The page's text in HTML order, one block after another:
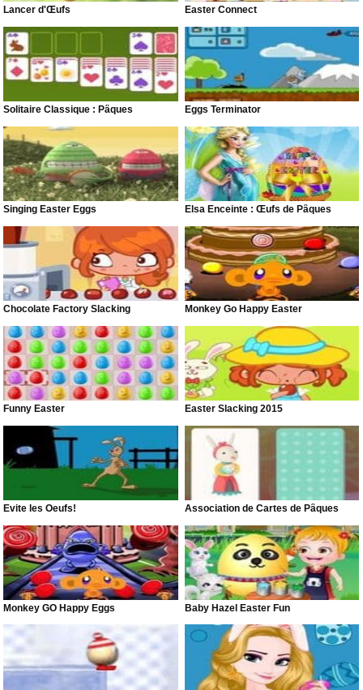
Lancer d'Œufs Easter Connect
Solitaire Classique : Pâques Eggs Terminator
Singing Easter Eggs Elsa Enceinte : Œufs de Pâques
Chocolate Factory Slacking Monkey Go Happy Easter
Funny Easter Easter Slacking 2015
Evite les Oeufs! Association de Cartes de Pâques
Monkey GO Happy Eggs Baby Hazel Easter Fun